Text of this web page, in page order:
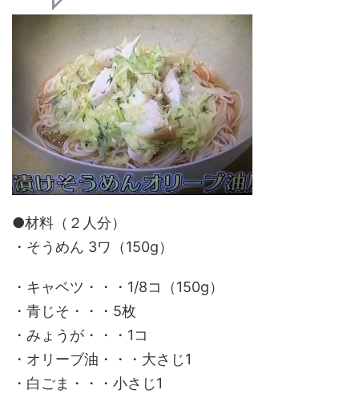
●材料（２人分）
・そうめん 3ワ（150g）
・キャベツ・・・1/8コ（150g）
・青じそ・・・5枚
・みょうが・・・1コ
・オリーブ油・・・大さじ1
・白ごま・・・小さじ1